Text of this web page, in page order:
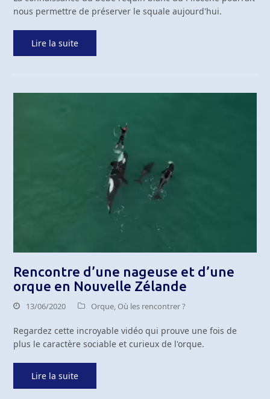
nous permettre de préserver le squale aujourd'hui.
Lire la suite
Rencontre d’une nageuse et d’une
orque en Nouvelle Zélande
13/06/2020 Orque,Où les rencontrer ?
Regardez cette incroyable vidéo qui prouve une fois de
plus le caractère sociable et curieux de l'orque.
Lire la suite